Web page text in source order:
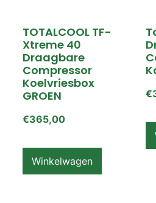
TOTALCOOL TF-
Xtreme 40
Draagbare
Compressor
Koelvriesbox
GROEN
€365,00
Winkelwagen
€